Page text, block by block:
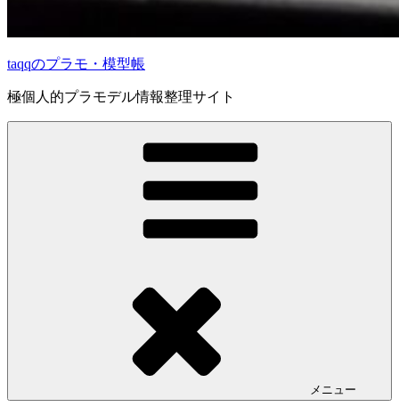
taqqのプラモ・模型帳
極個人的プラモデル情報整理サイト
メニュー